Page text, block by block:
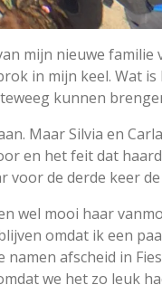
mijn nieuwe
in mijn keel. Wat
kunnen
Maar Silvia en
en het feit dat
voor de derde keer
wel mooi haar
omdat ik een
afscheid in
we het zo leuk